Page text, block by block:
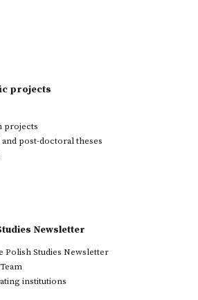
projects
projects
post-doctoral theses
Newsletter
Polish Studies Newsletter
institutions